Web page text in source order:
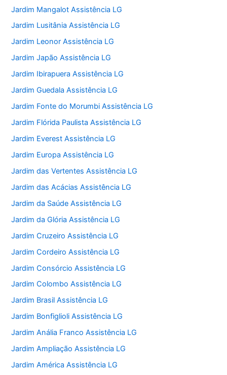
Jardim Mangalot Assistência LG
Jardim Lusitânia Assistência LG
Jardim Leonor Assistência LG
Jardim Japão Assistência LG
Jardim Ibirapuera Assistência LG
Jardim Guedala Assistência LG
Jardim Fonte do Morumbi Assistência LG
Jardim Flórida Paulista Assistência LG
Jardim Everest Assistência LG
Jardim Europa Assistência LG
Jardim das Vertentes Assistência LG
Jardim das Acácias Assistência LG
Jardim da Saúde Assistência LG
Jardim da Glória Assistência LG
Jardim Cruzeiro Assistência LG
Jardim Cordeiro Assistência LG
Jardim Consórcio Assistência LG
Jardim Colombo Assistência LG
Jardim Brasil Assistência LG
Jardim Bonfiglioli Assistência LG
Jardim Anália Franco Assistência LG
Jardim Ampliação Assistência LG
Jardim América Assistência LG